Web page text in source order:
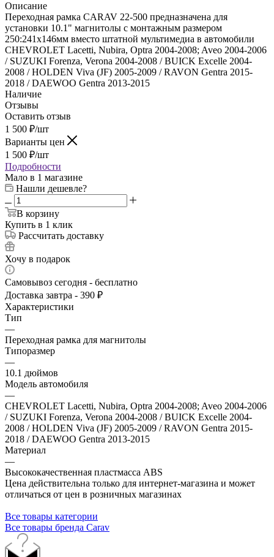
Описание
Переходная рамка CARAV 22-500 предназначена для
установки 10.1" магнитолы с монтажным размером
250:241х146мм вместо штатной мультимедиа в автомобили
CHEVROLET Lacetti, Nubira, Optra 2004-2008; Aveo 2004-2006
/ SUZUKI Forenza, Verona 2004-2008 / BUICK Excelle 2004-
2008 / HOLDEN Viva (JF) 2005-2009 / RAVON Gentra 2015-
2018 / DAEWOO Gentra 2013-2015
Наличие
Отзывы
Оставить отзыв
1 500 ₽/шт
Варианты цен
1 500 ₽/шт
Подробности
Мало в 1 магазине
Нашли дешевле?
В корзину
Купить в 1 клик
Рассчитать доставку
Хочу в подарок
Самовывоз сегодня - бесплатно
Доставка завтра - 390 ₽
Характеристики
Тип
—
Переходная рамка для магнитолы
Типоразмер
—
10.1 дюймов
Модель автомобиля
—
CHEVROLET Lacetti, Nubira, Optra 2004-2008; Aveo 2004-2006
/ SUZUKI Forenza, Verona 2004-2008 / BUICK Excelle 2004-
2008 / HOLDEN Viva (JF) 2005-2009 / RAVON Gentra 2015-
2018 / DAEWOO Gentra 2013-2015
Материал
—
Высококачественная пластмасса ABS
Цена действительна только для интернет-магазина и может
отличаться от цен в розничных магазинах
Все товары категории
Все товары бренда Carav